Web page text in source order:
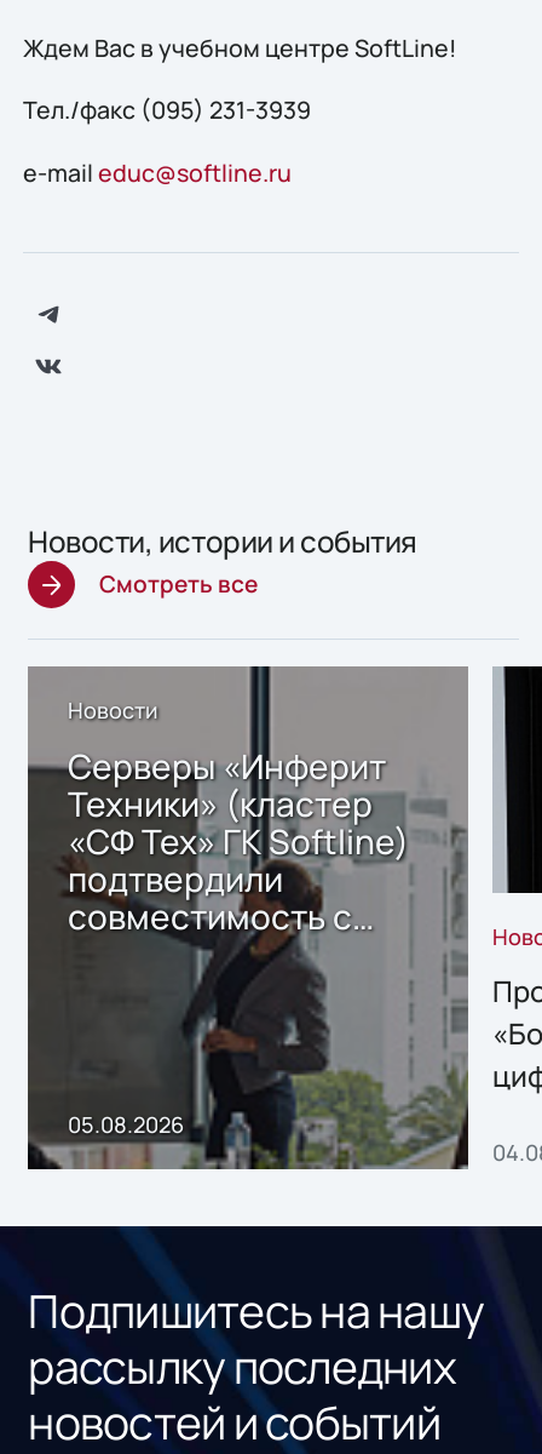
Ждем Вас в учебном центре SoftLine!
Тел./факс (095) 231-3939
e-maileduc@softline.ru
Новости, истории и события
Смотреть все
Новости
Серверы «Инферит
Техники» (кластер
«СФ Тех» ГК Softline)
подтвердили
совместимость с
решением Sharx
Storage 2.x для
хранения данных
05.08.2026
Подпишитесь на нашу
рассылку последних
новостей и событий